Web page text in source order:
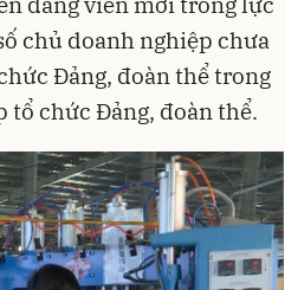
chủ doanh nghiệp chưa
Đảng, đoàn thể trong
chức Đảng, đoàn thể.